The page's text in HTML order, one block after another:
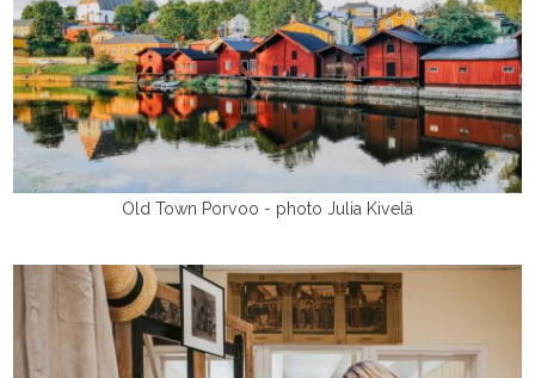
Old Town Porvoo - photo Julia Kivelä